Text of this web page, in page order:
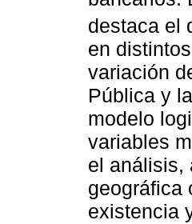
destaca el
en
variación
Pública y
modelo
variables
el análisis,
geográfica
existencia